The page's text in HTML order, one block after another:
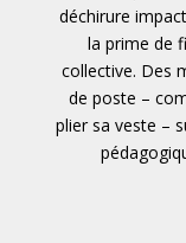
déchirure
la prime de
collective. Des
de poste –
plier sa veste –